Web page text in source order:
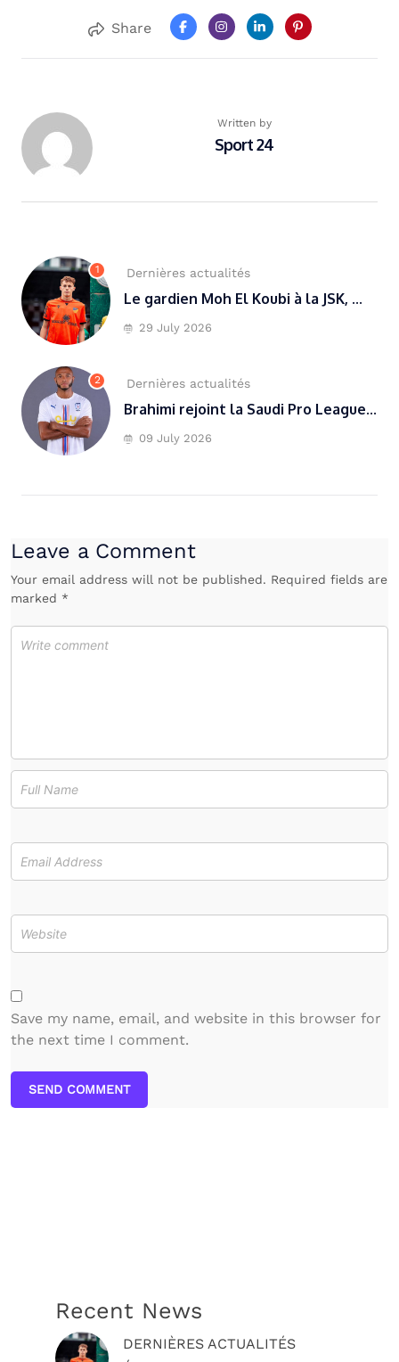
Share
Written by
Sport 24
1 Dernières actualités
Le gardien Moh El Koubi à la JSK, ...
29 July 2026
2 Dernières actualités
Brahimi rejoint la Saudi Pro League...
09 July 2026
Leave a Comment
Your email address will not be published. Required fields are
marked *
Save my name, email, and website in this browser for
the next time I comment.
SEND COMMENT
Recent News
DERNIÈRES ACTUALITÉS